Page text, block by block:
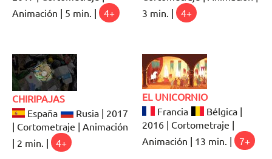
Animación | 5 min. |
4+
3 min. |
4+
CHIRIPAJAS
España
Rusia | 2017
| Cortometraje | Animación
| 2 min. |
4+
EL UNICORNIO
Francia
Bélgica |
2016 | Cortometraje |
Animación | 13 min. |
7+